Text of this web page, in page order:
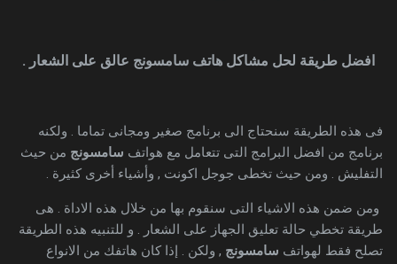
افضل طريقة لحل مشاكل هاتف سامسونج عالق على الشعار .
فى هذه الطريقة سنحتاج الى برنامج صغير ومجانى تماما . ولكنه
برنامج من افضل البرامج التى تتعامل مع هواتفسامسونجمن حيث
التفليش . ومن حيث تخطى جوجل اكونت , وأشياء أخرى كثيرة .
ومن ضمن هذه الاشياء التى سنقوم بها من خلال هذه الاداة . هى
طريقة تخطي حالة تعليق الجهاز على الشعار . و للتنبيه هذه الطريقة
تصلح فقط لهواتفسامسونج, ولكن . إذا كان هاتفك من الانواع